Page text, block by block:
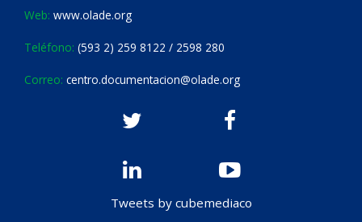
Web: www.olade.org
Teléfono: (593 2) 259 8122 / 2598 280
Correo: centro.documentacion@olade.org
Tweets by cubemediaco